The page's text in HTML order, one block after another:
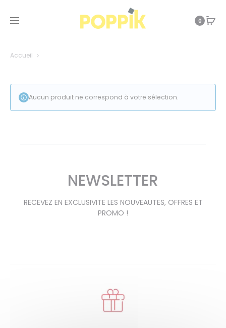
0
Accueil
Aucun produit ne correspond à votre sélection.
NEWSLETTER
RECEVEZ EN EXCLUSIVITE LES NOUVEAUTES, OFFRES ET
PROMO !